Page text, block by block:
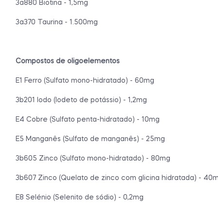
3a880 Biotina - 1,5mg
3a370 Taurina - 1.500mg
Compostos de oligoelementos
E1 Ferro (Sulfato mono-hidratado) - 60mg
3b201 Iodo (Iodeto de potássio) - 1,2mg
E4 Cobre (Sulfato penta-hidratado) - 10mg
E5 Manganês (Sulfato de manganês) - 25mg
3b605 Zinco (Sulfato mono-hidratado) - 80mg
3b607 Zinco (Quelato de zinco com glicina hidratada) -
E8 Selénio (Selenito de sódio) - 0,2mg